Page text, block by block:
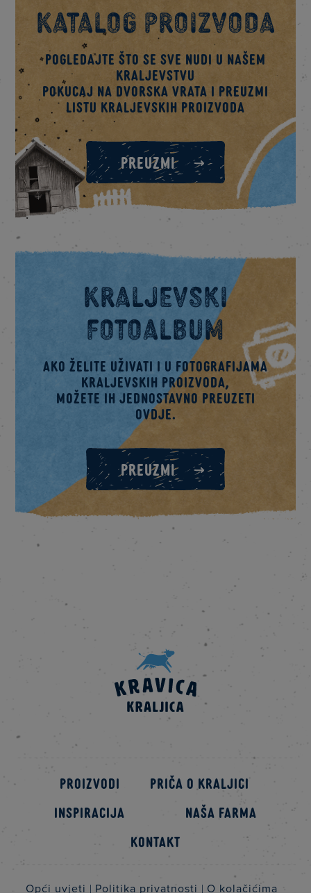
Katalog proizvoda
Pogledajte što se sve nudi u našem
kraljevstvu
Pokucaj na dvorska vrata i preuzmi
listu kraljevskih proizvoda
PREUZMI
Kraljevski
fotoalbum
Ako želite uživati i u fotografijama
kraljevskih proizvoda,
možete ih jednostavno preuzeti
ovdje.
PREUZMI
Proizvodi
Priča o kraljici
Inspiracija
Naša farma
Kontakt
Opći uvjeti Politika privatnosti O kolačićima